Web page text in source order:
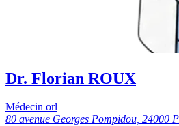
Dr. Florian ROUX
Médecin orl
80 avenue Georges Pompidou, 24000